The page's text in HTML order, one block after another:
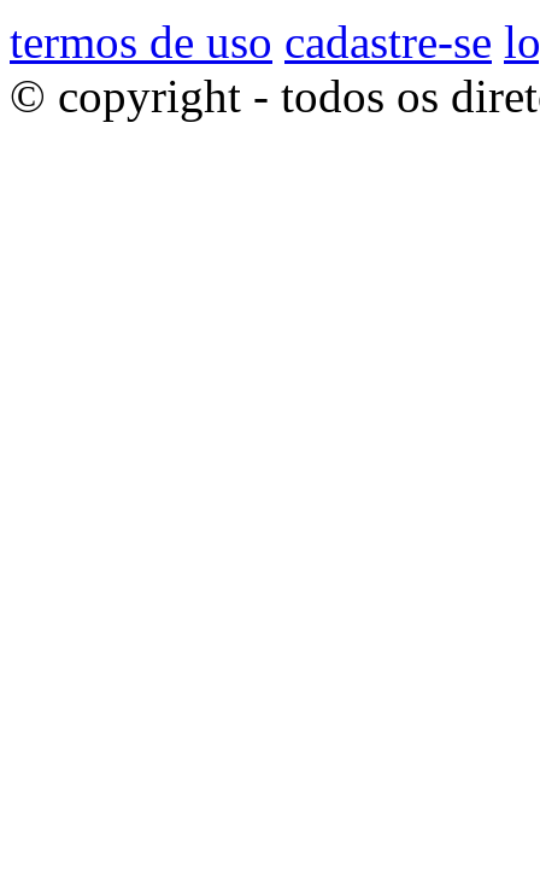
termos de uso cadastre-se
© copyright - todos os